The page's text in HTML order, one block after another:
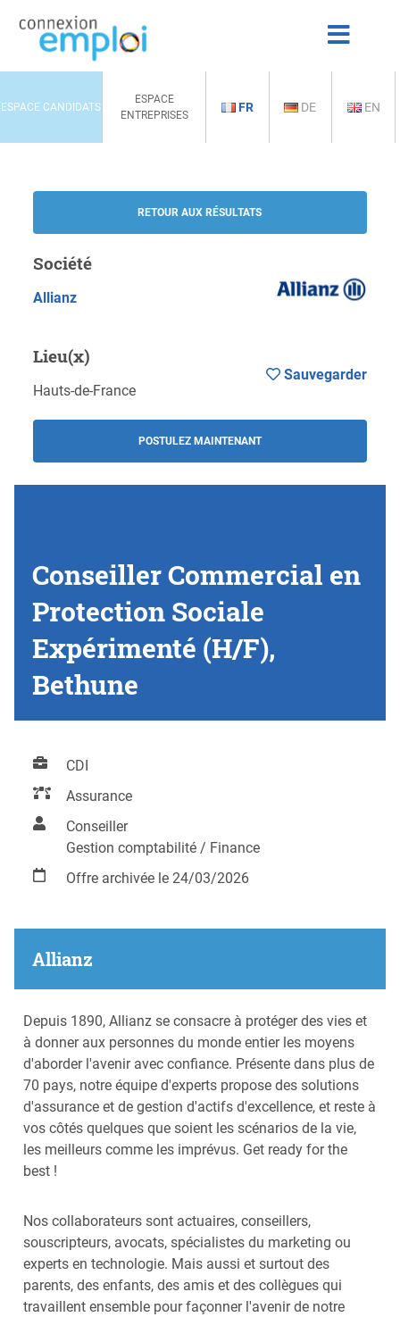
ESPACE CANDIDATS
ESPACE
ENTREPRISES
FR DE EN
RETOUR AUX RÉSULTATS
Société
Allianz
Lieu(x)
Hauts-de-France
POSTULEZ MAINTENANT
Sauvegarder
Conseiller Commercial en
Protection Sociale
Expérimenté (H/F),
Bethune
CDI
Assurance
Conseiller
Gestion comptabilité / Finance
Offre archivée le 24/03/2026
Allianz
Depuis 1890, Allianz se consacre à protéger des vies et
à donner aux personnes du monde entier les moyens
d'aborder l'avenir avec confiance. Présente dans plus de
70 pays, notre équipe d'experts propose des solutions
d'assurance et de gestion d'actifs d'excellence, et reste à
vos côtés quelques que soient les scénarios de la vie,
les meilleurs comme les imprévus. Get ready for the
best !
Nos collaborateurs sont actuaires, conseillers,
souscripteurs, avocats, spécialistes du marketing ou
experts en technologie. Mais aussi et surtout des
parents, des enfants, des amis et des collègues qui
travaillent ensemble pour façonner l'avenir de notre